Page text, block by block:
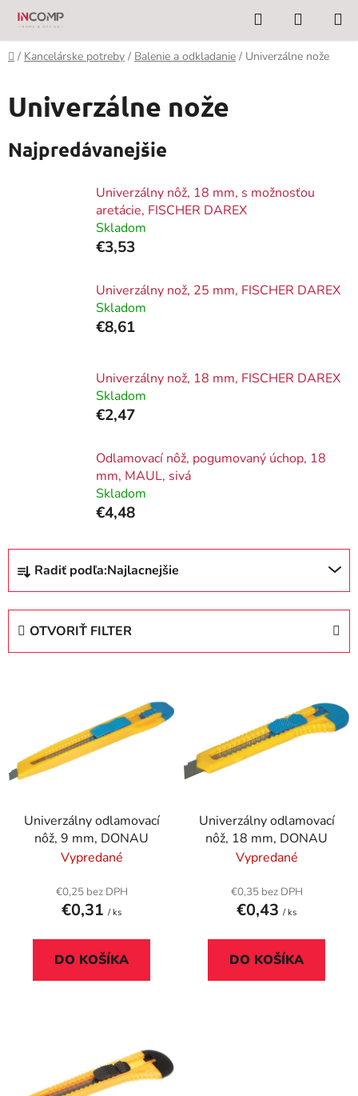
Prejsť
obsah
Hľadať
KOŠÍK
Domov
/ Kancelárske potreby / Balenie a odkladanie / Univerzálne nože
Univerzálne nože
Najpredávanejšie
Univerzálny nôž, 18 mm, s možnosťou
aretácie, FISCHER DAREX
Skladom
€3,53
Univerzálny nož, 25 mm, FISCHER DAREX
Skladom
€8,61
Univerzálny nož, 18 mm, FISCHER DAREX
Skladom
€2,47
Odlamovací nôž, pogumovaný úchop, 18
mm, MAUL, sivá
Skladom
€4,48
R
d
d
u
Radiť podľa:Najlacnejšie
OTVORIŤ FILTER
s
p
Univerzálny odlamovací
nôž, 9 mm, DONAU
Vypredané
€0,25 bez DPH
€0,31 / ks
DO KOŠÍKA
Univerzálny odlamovací
nôž, 18 mm, DONAU
Vypredané
€0,35 bez DPH
€0,43 / ks
DO KOŠÍKA